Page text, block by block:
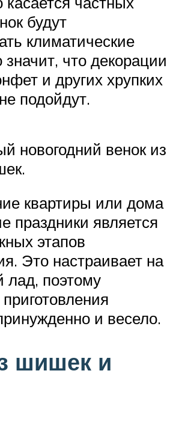
будут
климатические
что декорации
и других хрупких
подойдут.
новогодний венок из
квартиры или дома
праздники является
этапов
Это настраивает на
лад, поэтому
и весело.
шишек и